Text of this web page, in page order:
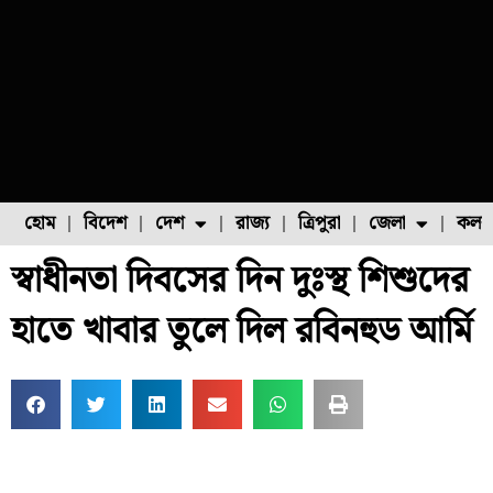
হোম বিদেশ দেশ
ফুল চাষ ফল চাষ মাছ চাষ পোল্ট্রি চাষ
রাজ্য ত্রিপুরা জেলা
উত্তর ২৪ পরগনা
স্বাধীনতা দিবসের দিন দুঃস্থ শিশুদের
হাতে খাবার তুলে দিল রবিনহুড আর্মি